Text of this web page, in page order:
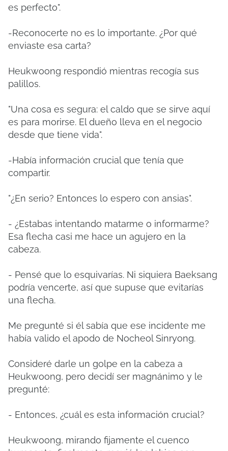
es perfecto".
-Reconocerte no es lo importante. ¿Por qué
enviaste esa carta?
Heukwoong respondió mientras recogía sus
palillos.
"Una cosa es segura: el caldo que se sirve aquí
es para morirse. El dueño lleva en el negocio
desde que tiene vida".
-Había información crucial que tenía que
compartir.
"¿En serio? Entonces lo espero con ansias".
- ¿Estabas intentando matarme o informarme?
Esa flecha casi me hace un agujero en la
cabeza.
- Pensé que lo esquivarías. Ni siquiera Baeksang
podría vencerte, así que supuse que evitarías
una flecha.
Me pregunté si él sabía que ese incidente me
había valido el apodo de Nocheol Sinryong.
Consideré darle un golpe en la cabeza a
Heukwoong, pero decidí ser magnánimo y le
pregunté:
- Entonces, ¿cuál es esta información crucial?
Heukwoong, mirando fijamente el cuenco